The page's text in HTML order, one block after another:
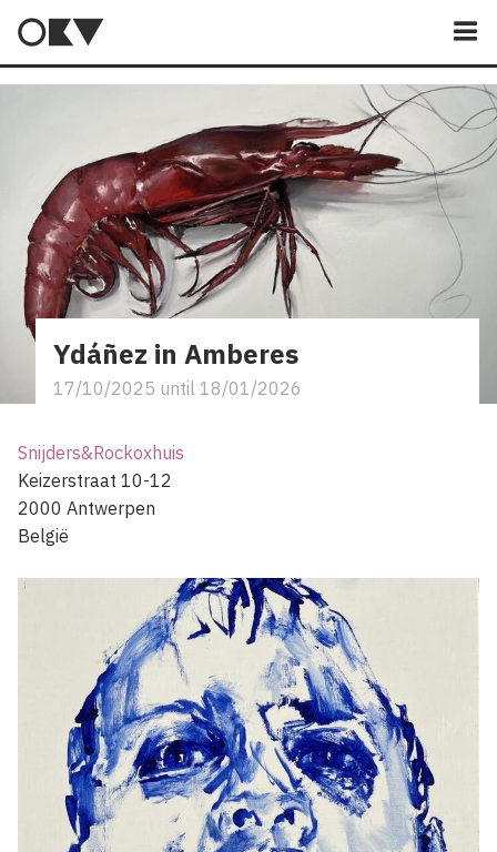
Ydáñez in Amberes
17/10/2025 until 18/01/2026
Snijders&Rockoxhuis
Keizerstraat 10-12
2000 Antwerpen
België